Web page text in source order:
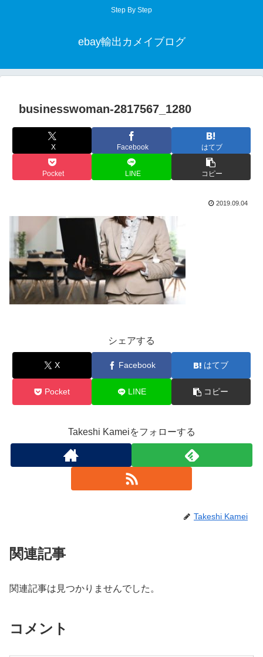
Step By Step
ebay輸出カメイブログ
businesswoman-2817567_1280
X Facebook はてブ
Pocket LINE コピー
2019.09.04
シェアする
X Facebook はてブ
Pocket LINE コピー
Takeshi Kameiをフォローする
Takeshi Kamei
関連記事
関連記事は見つかりませんでした。
コメント